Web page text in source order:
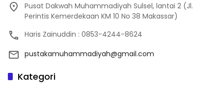
Pusat Dakwah Muhammadiyah Sulsel, lantai 2 (Jl.
Perintis Kemerdekaan KM 10 No 38 Makassar)
Haris Zainuddin : 0853-4244-8624
pustakamuhammadiyah@gmail.com
Kategori